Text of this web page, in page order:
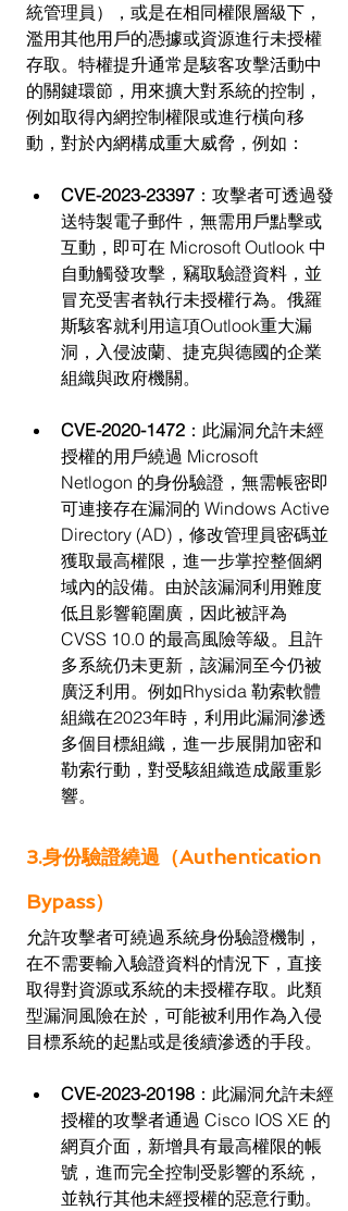
統管理員），或是在相同權限層級下，
濫用其他用戶的憑據或資源進行未授權
存取。特權提升通常是駭客攻擊活動中
的關鍵環節，用來擴大對系統的控制，
例如取得內網控制權限或進行橫向移
動，對於內網構成重大威脅，例如：
CVE-2023-23397 ：攻擊者可透過發
送特製電子郵件，無需用戶點擊或
互動，即可在 Microsoft Outlook 中
自動觸發攻擊，竊取驗證資料，並
冒充受害者執行未授權行為。俄羅
斯駭客就利用這項Outlook重大漏
洞，入侵波蘭、捷克與德國的企業
組織與政府機關。
CVE-2020-1472 ：此漏洞允許未經
授權的用戶繞過 Microsoft
Netlogon 的身份驗證，無需帳密即
可連接存在漏洞的 Windows Active
Directory (AD)，修改管理員密碼並
獲取最高權限，進一步掌控整個網
域內的設備。由於該漏洞利用難度
低且影響範圍廣，因此被評為
CVSS 10.0 的最高風險等級。且許
多系統仍未更新，該漏洞至今仍被
廣泛利用。例如Rhysida 勒索軟體
組織在2023年時，利用此漏洞滲透
多個目標組織，進一步展開加密和
勒索行動，對受駭組織造成嚴重影
響。
3.身份驗證繞過（Authentication
Bypass）
允許攻擊者可繞過系統身份驗證機制，
在不需要輸入驗證資料的情況下，直接
取得對資源或系統的未授權存取。此類
型漏洞風險在於，可能被利用作為入侵
目標系統的起點或是後續滲透的手段。
CVE-2023-20198 ：此漏洞允許未經
授權的攻擊者通過 Cisco IOS XE 的
網頁介面，新增具有最高權限的帳
號，進而完全控制受影響的系統，
並執行其他未經授權的惡意行動。